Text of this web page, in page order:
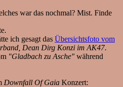
war das nochmal? Mist. Finde
ich gesagt das Übersichtsfoto vom
Dean Dirg Konzi im AK47.
"Gladbach zu Asche" während
Downfall Of Gaia Konzert: